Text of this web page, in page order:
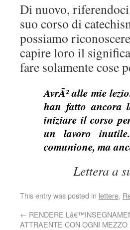
Di nuovo,
suo corso di
possiamo
capire loro il
fare solamente cose
AvrÃ² alle mie
han fatto ancora
iniziare il corso
un lavoro
comunione, ma
Lettera a
This entry was posted in lettere,
← RENDERE
ATTRAENTE CON OGNI